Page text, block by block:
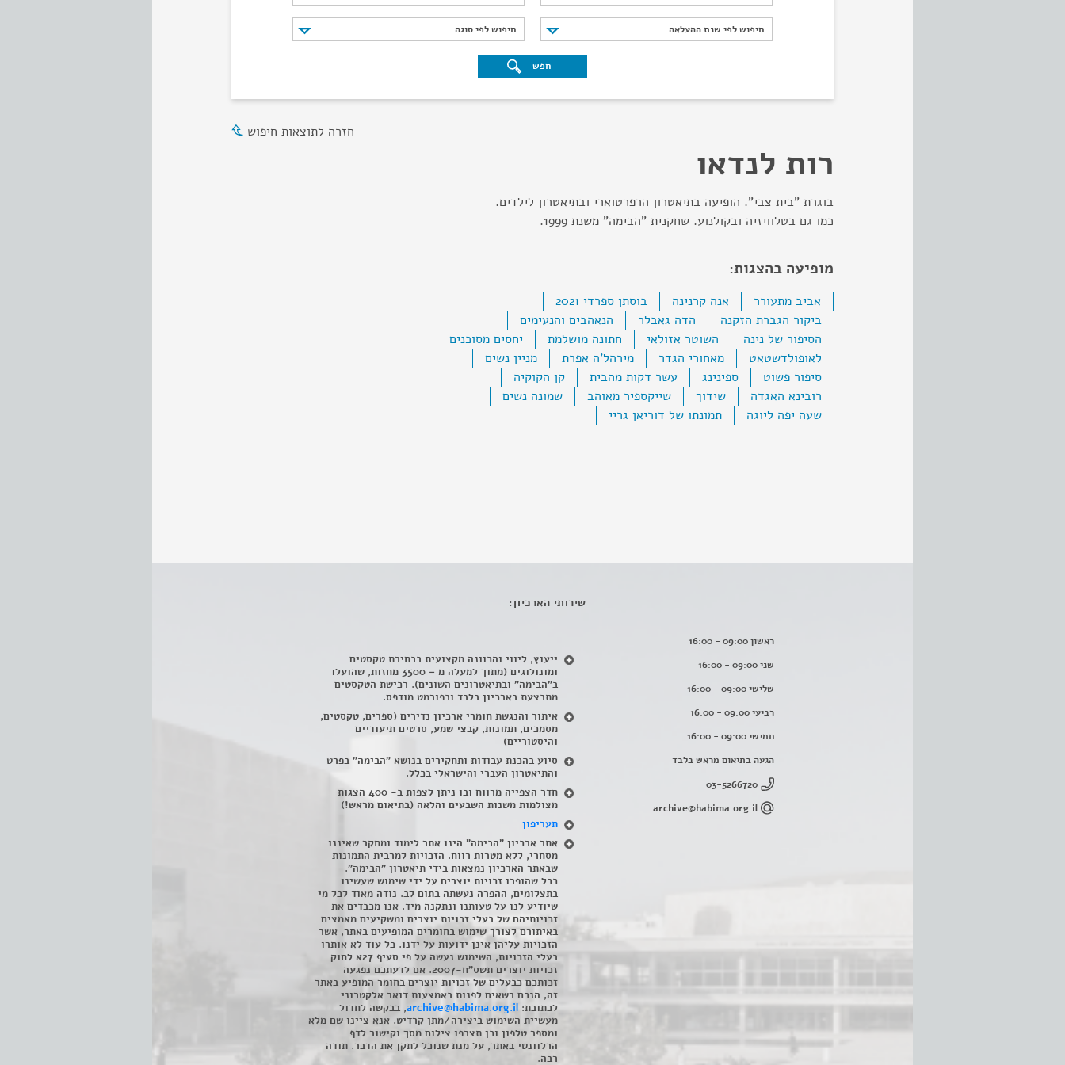
חיפוש לפי שנת ההעלאה
חיפוש לפי שנת ההעלאה חיפוש לפי סוגה
חיפוש לפי סוגה
חפש
חזרה לתוצאות חיפוש
רות לנדאו
בוגרת "בית צבי". הופיעה בתיאטרון הרפרטוארי ובתיאטרון לילדים.
כמו גם בטלוויזיה ובקולנוע. שחקנית "הבימה" משנת 1999.
מופיעה בהצגות:
אביב מתעורר אנה קרנינה
בוסתן ספרדי 2021
ביקור הגברת הזקנה
הדה גאבלר
הנאהבים והנעימים
הסיפור של נינה
השוטר אזולאי חתונה מושלמת
יחסים מסוכנים
לאופולדשטאט
מאחורי הגדר מירהל'ה אפרת
מניין נשים
סיפור פשוט
ספינינג עשר דקות מהבית
קן הקוקיה
רובינא האגדה
שידוך שייקספיר מאוהב
שמונה נשים
שעה יפה ליוגה
תמונתו של דוריאן גריי
ראשון 09:00 - 16:00
שני 09:00 - 16:00
שלישי 09:00 - 16:00
רביעי 09:00 - 16:00
חמישי 09:00 - 16:00
הגעה בתיאום מראש בלבד
03-5266720
archive@habima.org.il
שירותי הארכיון:
ייעוץ, ליווי והכוונה מקצועית בבחירת טקסטים
ומונולוגים (מתוך למעלה מ – 3500 מחזות, שהועלו
ב"הבימה" ובתיאטרונים השונים). רכישת הטקסטים
מתבצעת בארכיון בלבד ובפורמט מודפס.
איתור והנגשת חומרי ארכיון נדירים (ספרים, טקסטים,
מסמכים, תמונות, קבצי שמע, סרטים תיעודיים
והיסטוריים)
סיוע בהכנת עבודות ותחקירים בנושא "הבימה" בפרט
והתיאטרון העברי והישראלי בכלל.
חדר הצפייה מרווח ובו ניתן לצפות ב- 400 הצגות
מצולמות משנות השבעים והלאה (בתיאום מראש!)
תעריפון
אתר ארכיון "הבימה" הינו אתר לימוד ומחקר שאיננו
מסחרי, ללא מטרות רווח. הזכויות למרבית התמונות
שבאתר הארכיון נמצאות בידי תיאטרון "הבימה".
ככל שהופרו זכויות יוצרים על ידי שימוש שעשינו
בתצלומים, ההפרה נעשתה בתום לב. נודה מאוד לכל מי
שיודיע לנו על טעותנו ונתקנה מיד. אנו מכבדים את
זכויותיהם של בעלי זכויות יוצרים ומשקיעים מאמצים
באיתורם לצורך שימוש בחומרים המופיעים באתר, אשר
הזכויות עליהן אינן ידועות על ידנו. כל עוד לא אותרו
בעלי הזכויות, השימוש נעשה על פי סעיף 27א לחוק
זכויות יוצרים תשס"ח-2007. אם לדעתכם נפגעה
זכותכם כבעלים של זכויות יוצרים בחומר המופיע באתר
זה, הנכם רשאים לפנות באמצעות דואר אלקטרוני
לכתובת: archive@habima.org.il, בבקשה לחדול
מעשיית השימוש ביצירה/מתן קרדיט. אנא ציינו שם מלא
ומספר טלפון וכן תצרפו צילום מסך וקישור לדף
הרלוונטי באתר, על מנת שנוכל לתקן את הדבר. תודה
רבה.